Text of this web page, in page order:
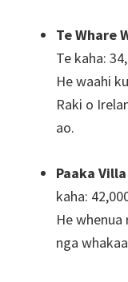
Te Whare
Te kaha:
He waahi
Raki o
ao.
Paaka Villa
kaha:
He
nga